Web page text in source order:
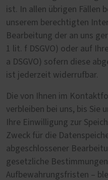
ist. In allen übrigen Fällen
unserem berechtigten
Bearbeitung der an uns
1 lit. f DSGVO) oder auf
a DSGVO) sofern diese
ist jederzeit widerrufbar.
Die von Ihnen im
verbleiben bei uns, bis Sie
Ihre Einwilligung zur
Zweck für die
abgeschlossener
gesetzliche
Aufbewahrungsfristen –